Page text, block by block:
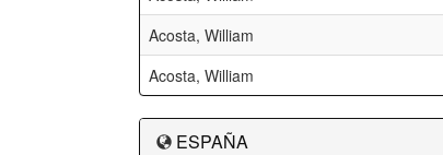
Acosta, William
Acosta, William
ESPAÑA